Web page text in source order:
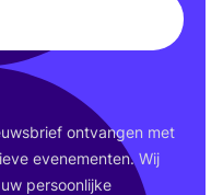
ont­van­gen met
eve­ne­men­ten. Wij
per­soon­lij­ke